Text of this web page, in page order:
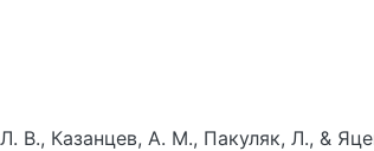
В., Казанцев, А. М., Пакуляк, Л., &